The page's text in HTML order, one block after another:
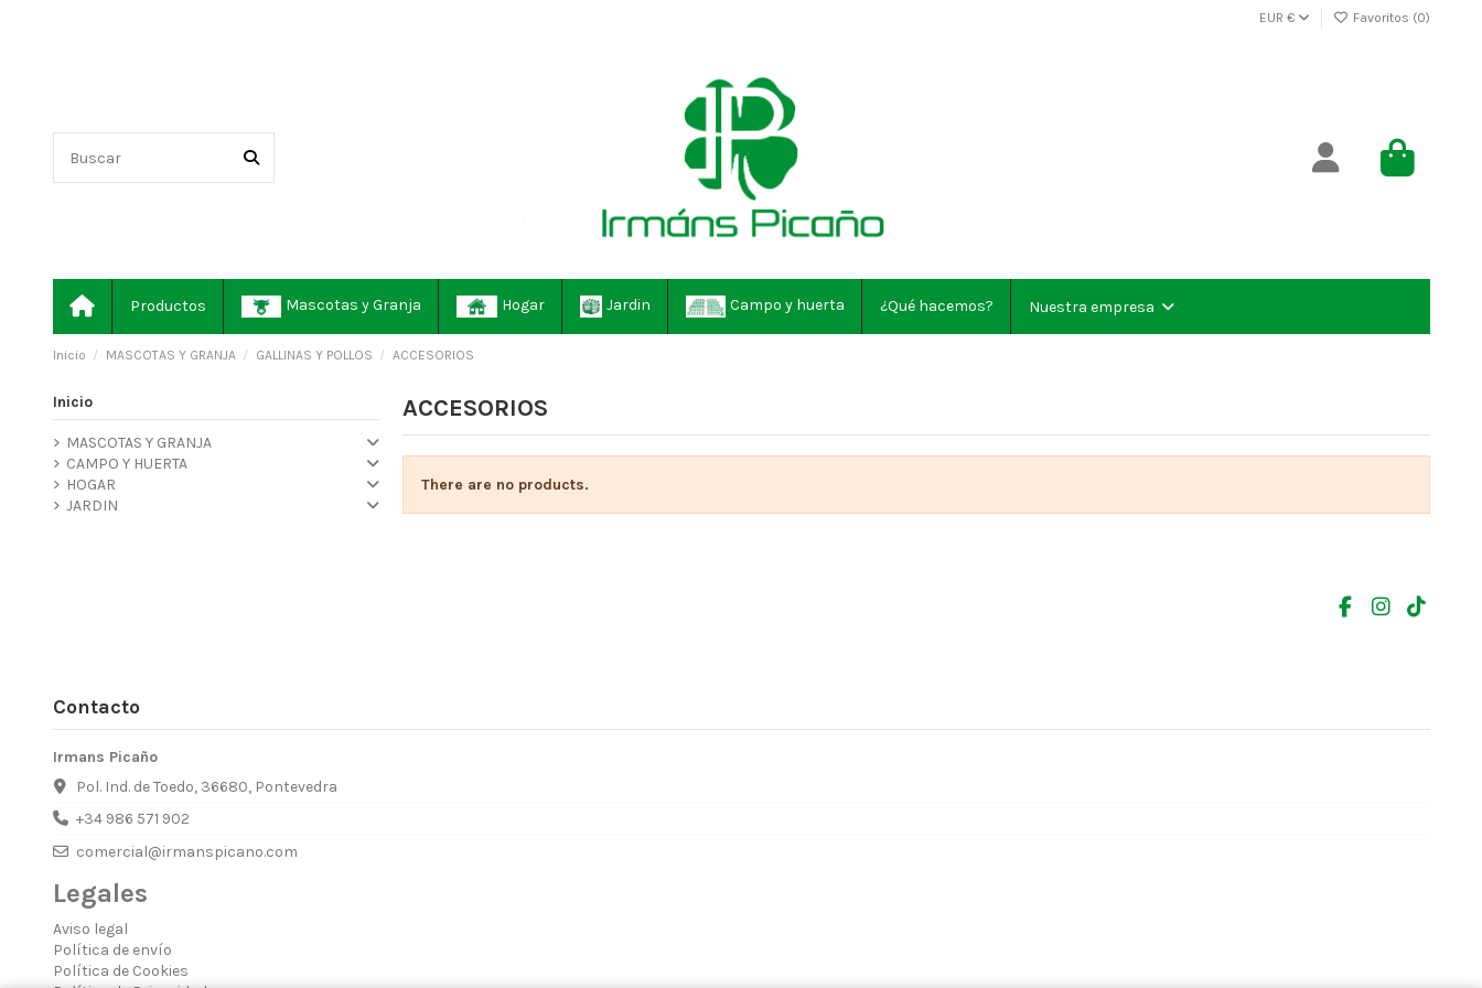
EUR € Favoritos (0)
Productos Mascotas y Granja Hogar Jardin Campo y huerta ¿Qué hacemos? Nuestra empresa
Inicio MASCOTAS Y GRANJA GALLINAS Y POLLOS ACCESORIOS
ACCESORIOS
There are no products.
Inicio
MASCOTAS Y GRANJA
CAMPO Y HUERTA
HOGAR
JARDIN
Contacto
Irmans Picaño
Pol. Ind. de Toedo, 36680, Pontevedra
+34 986 571 902
comercial@irmanspicano.com
Legales
Aviso legal
Política de envío
Política de Cookies